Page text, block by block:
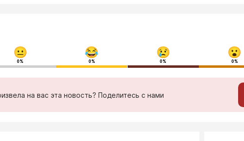
0% 0% 0% 0%
на вас эта новость? Поделитесь с нами